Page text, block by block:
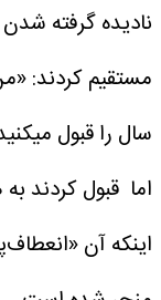
نادیده گرفته
اما قبول کردند
اینکه آن